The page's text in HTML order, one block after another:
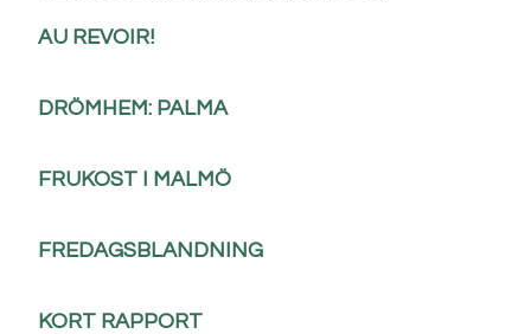
AU REVOIR!
DRÖMHEM: PALMA
FRUKOST I MALMÖ
FREDAGSBLANDNING
KORT RAPPORT